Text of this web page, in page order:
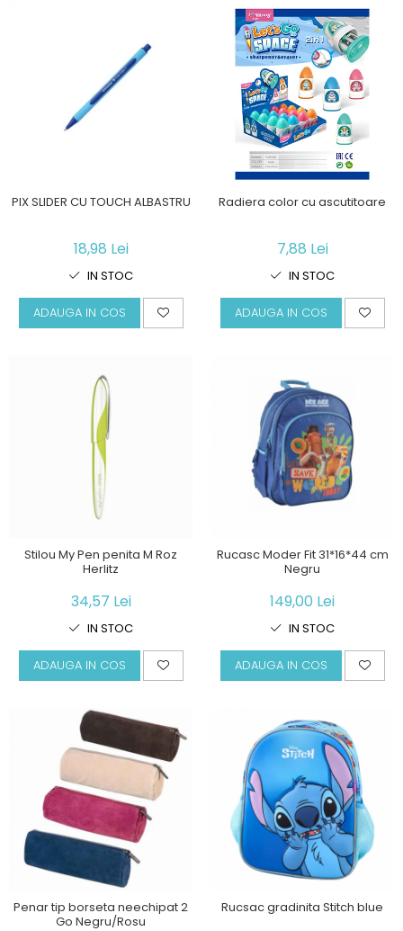
PIX SLIDER CU TOUCH ALBASTRU
18,98 Lei
IN STOC
ADAUGA IN COS
Radiera color cu ascutitoare
7,88 Lei
IN STOC
ADAUGA IN COS
Stilou My Pen penita M Roz
Herlitz
34,57 Lei
IN STOC
ADAUGA IN COS
Rucasc Moder Fit 31*16*44 cm
Negru
149,00 Lei
IN STOC
ADAUGA IN COS
Penar tip borseta neechipat 2
Go Negru/Rosu
Rucsac gradinita Stitch blue